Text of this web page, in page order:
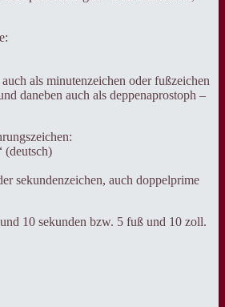
auch als minutenzeichen oder fußzeichen
daneben auch als deppenaprostoph –
(deutsch)
sekundenzeichen, auch doppelprime
10 sekunden bzw. 5 fuß und 10 zoll.